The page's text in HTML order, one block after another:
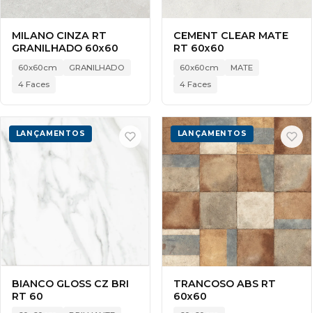
MILANO CINZA RT
GRANILHADO 60x60
60x60cm
GRANILHADO
4 Faces
CEMENT CLEAR MATE
RT 60x60
60x60cm
MATE
4 Faces
LANÇAMENTOS
BIANCO GLOSS CZ BRI
RT 60
LANÇAMENTOS
TRANCOSO ABS RT
60x60